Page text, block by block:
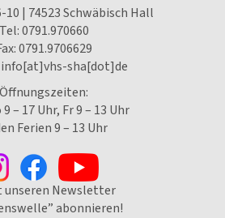
10 | 74523 Schwäbisch Hall
Tel:0791.970660
0791.9706629
info[at]vhs-sha[dot]de
Öffnungszeiten:
9 – 17 Uhr, Fr 9 – 13 Uhr
Ferien 9 – 13 Uhr
Newsletter
abonnieren!